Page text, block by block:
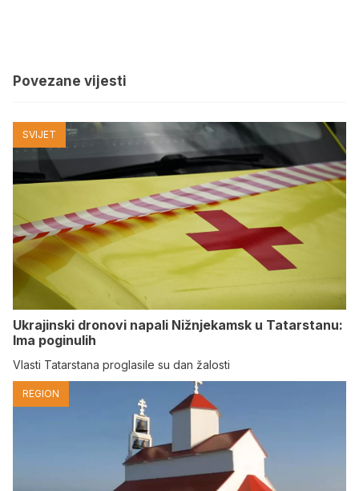
Povezane vijesti
SVIJET
Ukrajinski dronovi napali Nižnjekamsk u Tatarstanu:
Ima poginulih
Vlasti Tatarstana proglasile su dan žalosti
REGION